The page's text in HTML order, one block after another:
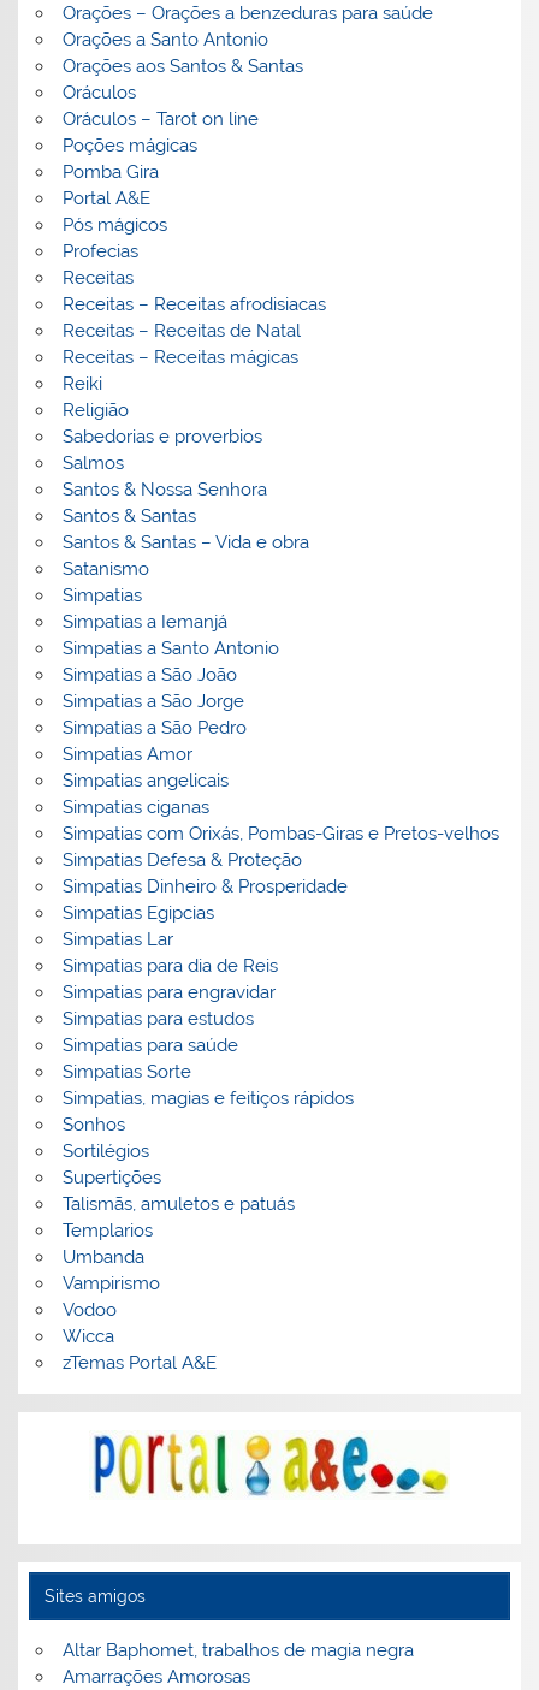
Orações – Orações a benzeduras para saúde
Orações a Santo Antonio
Orações aos Santos & Santas
Oráculos
Oráculos – Tarot on line
Poções mágicas
Pomba Gira
Portal A&E
Pós mágicos
Profecias
Receitas
Receitas – Receitas afrodisiacas
Receitas – Receitas de Natal
Receitas – Receitas mágicas
Reiki
Religião
Sabedorias e proverbios
Salmos
Santos & Nossa Senhora
Santos & Santas
Santos & Santas – Vida e obra
Satanismo
Simpatias
Simpatias a Iemanjá
Simpatias a Santo Antonio
Simpatias a São João
Simpatias a São Jorge
Simpatias a São Pedro
Simpatias Amor
Simpatias angelicais
Simpatias ciganas
Simpatias com Orixás, Pombas-Giras e Pretos-velhos
Simpatias Defesa & Proteção
Simpatias Dinheiro & Prosperidade
Simpatias Egipcias
Simpatias Lar
Simpatias para dia de Reis
Simpatias para engravidar
Simpatias para estudos
Simpatias para saúde
Simpatias Sorte
Simpatias, magias e feitiços rápidos
Sonhos
Sortilégios
Supertições
Talismãs, amuletos e patuás
Templarios
Umbanda
Vampirismo
Vodoo
Wicca
zTemas Portal A&E
Sites amigos
Altar Baphomet, trabalhos de magia negra
Amarrações Amorosas